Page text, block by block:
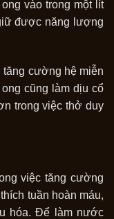
vào trong một lít
được năng lượng
tăng cường hệ miễn
cũng làm dịu cổ
trong việc thở duy
việc tăng cường
tuần hoàn máu,
hóa. Để làm nước